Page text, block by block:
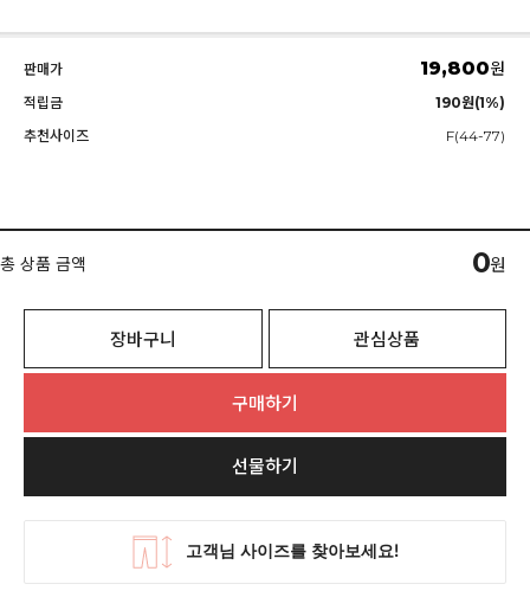
판매가 19,800원
적립금
190원(1%)
추천사이즈
F(44-77)
총 상품 금액 0원
장바구니 관심상품
구매하기
선물하기